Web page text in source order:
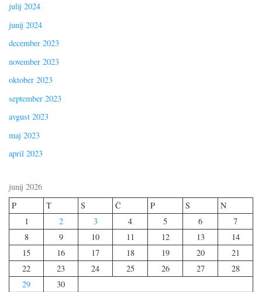
julij 2024
junij 2024
december 2023
november 2023
oktober 2023
september 2023
avgust 2023
maj 2023
april 2023
junij 2026
P
T S Č P S
N
1
2 3 4 5 6
7
8
9 10 11 12 13
14
15
16 17 18 19 20
21
22
23 24 25 26 27
28
29
30